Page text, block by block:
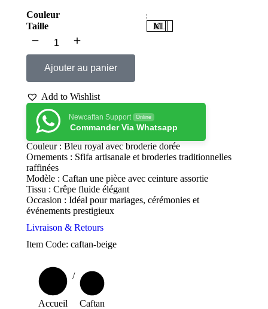
Couleur
Taille
M
L
XL
Ajouter au panier
Add to Wishlist
Newcaftan Support Online
Commander Via Whatsapp
Couleur : Bleu royal avec broderie dorée
Ornements : Sfifa artisanale et broderies traditionnelles
raffinées
Modèle : Caftan une pièce avec ceinture assortie
Tissu : Crêpe fluide élégant
Occasion : Idéal pour mariages, cérémonies et
événements prestigieux
Livraison & Retours
Item Code: caftan-beige
Vous êtes ici :
Accueil Caftan